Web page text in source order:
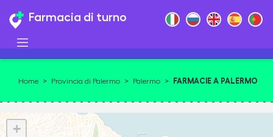
Farmacia di turno
Home > Provincia di Palermo > Palermo >
FARMACIE A PALERMO
+